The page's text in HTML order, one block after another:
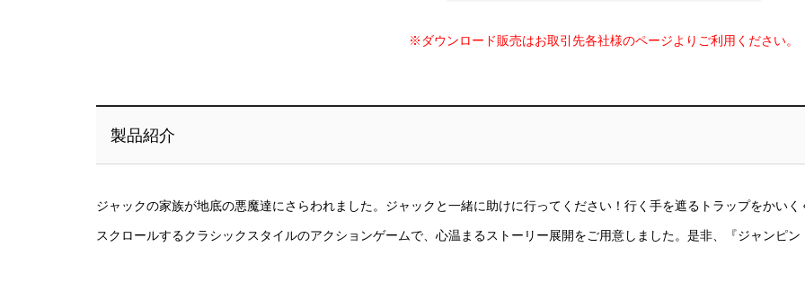
※ダウンロード販売はお取引先各社様のページよりご利用ください。
製品紹介
ジャックの家族が地底の悪魔達にさらわれました。ジャックと一緒に助けに行ってください！行く手を遮るトラップをかい
スクロールするクラシックスタイルのアクションゲームで、心温まるストーリー展開をご用意しました。是非、『ジャンピ